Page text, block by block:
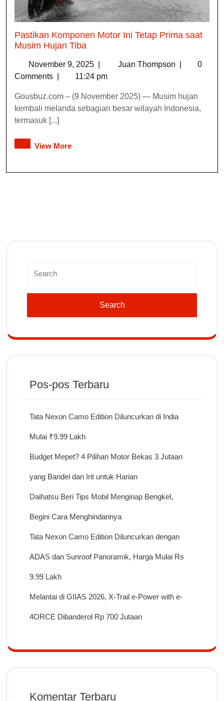
Pastikan Komponen Motor Ini Tetap Prima saat
Musim Hujan Tiba
November 9, 2025 Juan Thompson
0
Comments
11:24 pm
Gousbuz.com – (9 November 2025) — Musim hujan
kembali melanda sebagian besar wilayah Indonesia,
termasuk [...]
View More
Pos-pos Terbaru
Tata Nexon Camo Edition Diluncurkan di India
Mulai ₹9.99 Lakh
Budget Mepet? 4 Pilihan Motor Bekas 3 Jutaan
yang Bandel dan Irit untuk Harian
Daihatsu Beri Tips Mobil Menginap Bengkel,
Begini Cara Menghindarinya
Tata Nexon Camo Edition Diluncurkan dengan
ADAS dan Sunroof Panoramik, Harga Mulai Rs
9.99 Lakh
Melantai di GIIAS 2026, X-Trail e-Power with e-
4ORCE Dibanderol Rp 700 Jutaan
Komentar Terbaru